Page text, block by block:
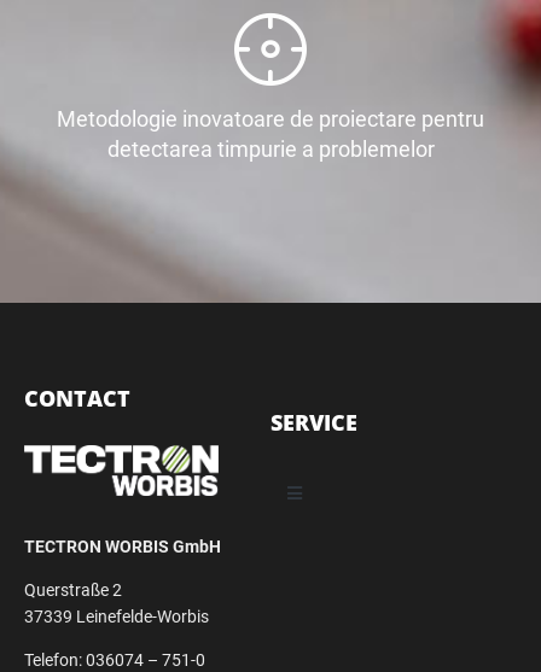
Metodologie inovatoare de proiectare pentru
detectarea timpurie a problemelor
CONTACT
TECTRON WORBIS GmbH
Querstraße 2
37339 Leinefelde-Worbis
Telefon: 036074 – 751-0
SERVICE